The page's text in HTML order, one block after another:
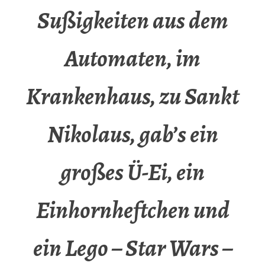
Sußigkeiten aus dem
Automaten, im
Krankenhaus, zu Sankt
Nikolaus, gab’s ein
großes Ü-Ei, ein
Einhornheftchen und
ein Lego – Star Wars –